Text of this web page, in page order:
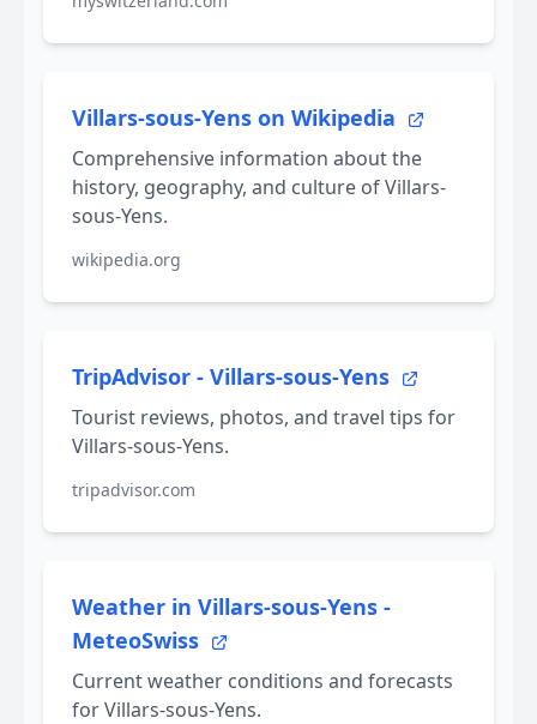
Villars-sous-Yens on Wikipedia
Comprehensive information about the
history, geography, and culture of Villars-
sous-Yens.
wikipedia.org
TripAdvisor - Villars-sous-Yens
Tourist reviews, photos, and travel tips for
Villars-sous-Yens.
tripadvisor.com
Weather in Villars-sous-Yens -
MeteoSwiss
Current weather conditions and forecasts
for Villars-sous-Yens.